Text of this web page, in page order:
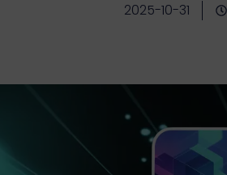
2025-10-31